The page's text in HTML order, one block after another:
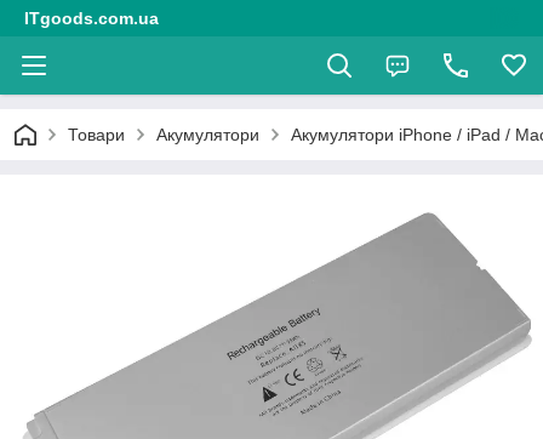
ITgoods.com.ua
Товари Акумулятори Акумулятори iPhone / iPad /